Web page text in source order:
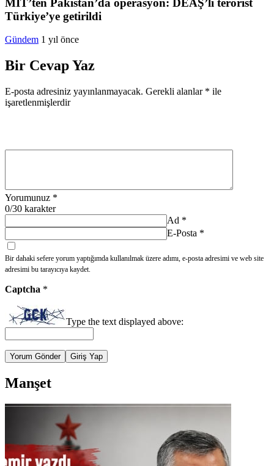
Türkiye’ye getirildi
Gündem 1 yıl önce
Bir Cevap Yaz
E-posta adresiniz yayınlanmayacak. Gerekli alanlar * ile
işaretlenmişlerdir
Yorumunuz *
0/30 karakter
Ad *
E-Posta *
Bir dahaki sefere yorum yaptığımda kullanılmak üzere adımı, e-posta adresimi ve web site
adresimi bu tarayıcıya kaydet.
Captcha *
Type the text displayed above:
Yorum Gönder Giriş Yap
Manşet